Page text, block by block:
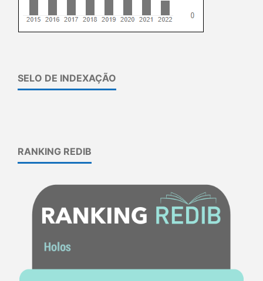
SELO DE INDEXAÇÃO
RANKING REDIB